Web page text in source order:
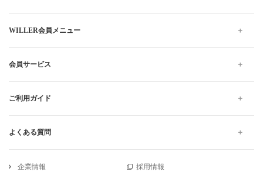
WILLER会員メニュー
会員サービス
ご利用ガイド
よくある質問
企業情報 採用情報